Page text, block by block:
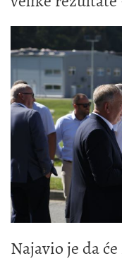
Najavio je da